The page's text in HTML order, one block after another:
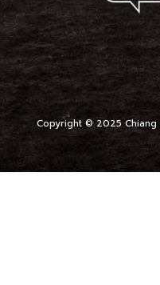
Copyright © 2025